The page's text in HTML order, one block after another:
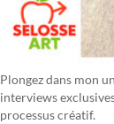
Plongez dans mon
interviews
processus créatif.